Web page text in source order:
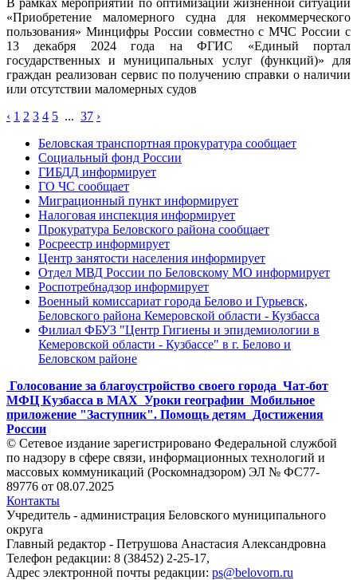
«Приобретение маломерного судна для некоммерческого
пользования» Минцифры России совместно с МЧС России с
13 декабря 2024 года на ФГИС «Единый портал
государственных и муниципальных услуг (функций)» для
граждан реализован сервис по получению справки о наличии
или отсутствии маломерных судов
‹ 1 2 3 4 5 ... 37 ›
Беловская транспортная прокуратура сообщает
Социальный фонд России
ГИБДД информирует
ГО ЧС сообщает
Миграционный пункт информирует
Налоговая инспекция информирует
Прокуратура Беловского района сообщает
Росреестр информирует
Центр занятости населения информирует
Отдел МВД России по Беловскому МО информирует
Роспотребнадзор информирует
Военный комиссариат города Белово и Гурьевск,
Беловского района Кемеровской области - Кузбасса
Филиал ФБУЗ "Центр Гигиены и эпидемиологии в
Кемеровской области - Кузбассе" в г. Белово и
Беловском районе
Голосование за благоустройство своего города Чат-бот
МФЦ Кузбасса в MAX Уроки географии Мобильное
приложение "Заступник". Помощь детям Достижения
России
© Сетевое издание зарегистрировано Федеральной службой
по надзору в сфере связи, информационных технологий и
массовых коммуникаций (Роскомнадзором) ЭЛ № ФС77-
89776 от 08.07.2025
Контакты
Учредитель - администрация Беловского муниципального
округа
Главный редактор - Петрушова Анастасия Александровна
Телефон редакции: 8 (38452) 2-25-17,
Адрес электронной почты редакции: ps@belovorn.ru